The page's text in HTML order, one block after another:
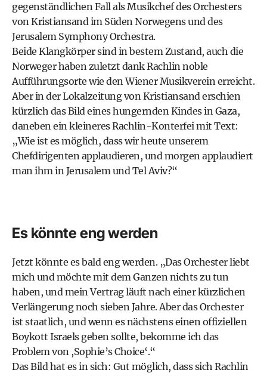
gegenständlichen Fall als Musikchef des Orchesters
von Kristiansand im Süden Norwegens und des
Jerusalem Symphony Orchestra.
Beide Klangkörper sind in bestem Zustand, auch die
Norweger haben zuletzt dank Rachlin noble
Aufführungsorte wie den Wiener Musikverein erreicht.
Aber in der Lokalzeitung von Kristiansand erschien
kürzlich das Bild eines hungernden Kindes in Gaza,
daneben ein kleineres Rachlin-Konterfei mit Text:
„Wie ist es möglich, dass wir heute unserem
Chefdirigenten applaudieren, und morgen applaudiert
man ihm in Jerusalem und Tel Aviv?“
Es könnte eng werden
Jetzt könnte es bald eng werden. „Das Orchester liebt
mich und möchte mit dem Ganzen nichts zu tun
haben, und mein Vertrag läuft nach einer kürzlichen
Verlängerung noch sieben Jahre. Aber das Orchester
ist staatlich, und wenn es nächstens einen offiziellen
Boykott Israels geben sollte, bekomme ich das
Problem von ,Sophie’s Choice‘.“
Das Bild hat es in sich: Gut möglich, dass sich Rachlin